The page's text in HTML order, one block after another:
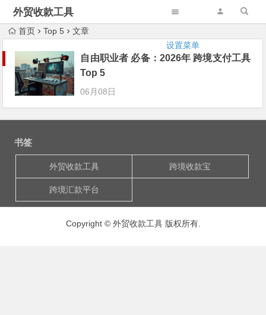
外贸收款工具
设置菜单
首页 Top 5 文章
自由职业者 必备：2026年 跨境支付工具
Top 5
06月08日
书签
外贸收款工具 跨境收款宝
跨境汇款平台
Copyright © 外贸收款工具 版权所有.